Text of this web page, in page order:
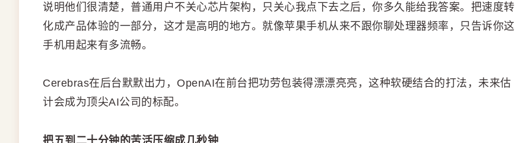
说明他们很清楚，普通用户不关心芯片架构，只关心我点下去之后，你多久能给我答案。把速度转
化成产品体验的一部分，这才是高明的地方。就像苹果手机从来不跟你聊处理器频率，只告诉你这
手机用起来有多流畅。
Cerebras在后台默默出力，OpenAI在前台把功劳包装得漂漂亮亮，这种软硬结合的打法，未来估
计会成为顶尖AI公司的标配。
把五到二十分钟的苦活压缩成几秒钟